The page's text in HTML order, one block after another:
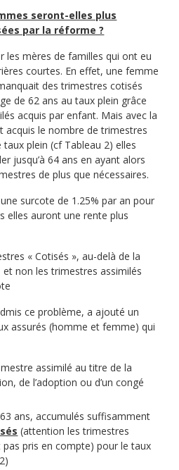
seront-elles plus
par la réforme ?
les mères de familles qui ont eu
courtes. En effet, une femme
des trimestres cotisés
de 62 ans au taux plein grâce
acquis par enfant. Mais avec la
acquis le nombre de trimestres
plein (cf Tableau 2) elles
jusqu’à 64 ans en ayant alors
de plus que nécessaires.
surcote de 1.25% par an pour
elles auront une rente plus
« Cotisés », au-delà de la
et non les trimestres assimilés
ce problème, a ajouté un
assurés (homme et femme) qui
assimilé au titre de la
de l’adoption ou d’un congé
ans, accumulés suffisamment
(attention les trimestres
pas pris en compte) pour le taux